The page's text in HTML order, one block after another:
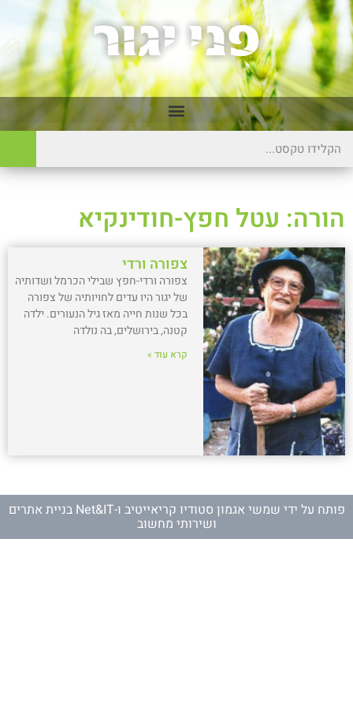
הורה: עטל חפץ-חודינקיא
צפורה ורדי
צפורה ורדי-חפץ שבילי הכרמל ושדותיה
של יגור היו עדים לחויותיה של צפורה
בכל שנות חייה מאז גיל הנעורים. ילדה
קטנה, בירושלים, בה נולדה
קרא עוד »
פותח על ידי שמשי אגמון סטודיו קריאייטיב ו- Net&IT בניית אתרים
ושירותי מחשוב